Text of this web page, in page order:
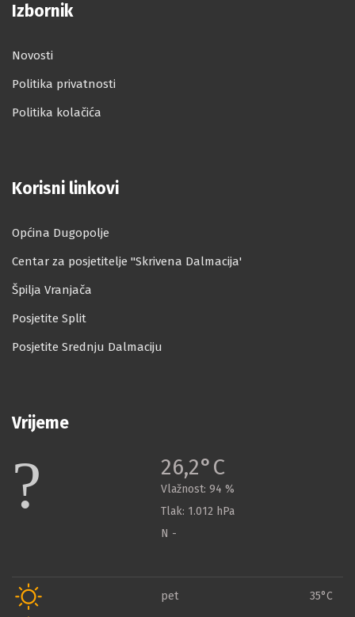
Izbornik
Novosti
Politika privatnosti
Politika kolačića
Korisni linkovi
Općina Dugopolje
Centar za posjetitelje ''Skrivena Dalmacija'
Špilja Vranjača
Posjetite Split
Posjetite Srednju Dalmaciju
Vrijeme
26,2°C
Vlažnost: 94 %
Tlak: 1.012 hPa
N -
pet 35°C